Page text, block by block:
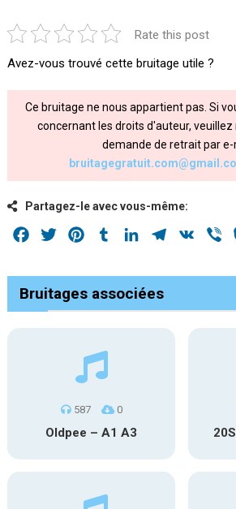
Rate this post
Avez-vous trouvé cette bruitage utile ?
Ce bruitage ne nous appartient pas. Si
concernant les droits d'auteur, veuillez
demande de retrait par e-
Partagez-le avec vous-même:
Facebook
Twitter PinterestTumblrLinkedInTelegram
VK
Bruitages associées
587 0
Oldpee – A1 A3